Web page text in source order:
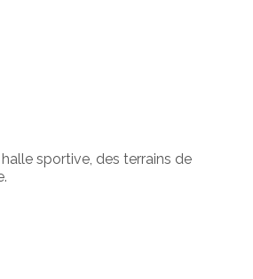
sportive, des terrains de